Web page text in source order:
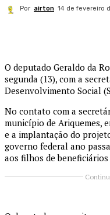
Por airton 14 de fevereiro
O deputado Geraldo da
segunda (13), com a
Desenvolvimento Social
No contato com a
município de Ariquemes,
e a implantação do
governo federal ano
aos filhos de